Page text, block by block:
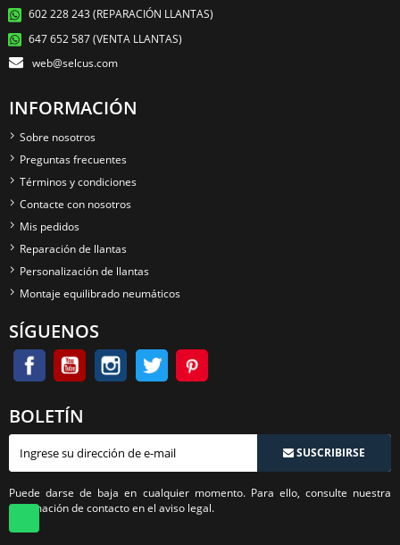
602 228 243 (REPARACIÓN LLANTAS)
647 652 587 (VENTA LLANTAS)
web@selcus.com
INFORMACIÓN
Sobre nosotros
Preguntas frecuentes
Términos y condiciones
Contacte con nosotros
Mis pedidos
Reparación de llantas
Personalización de llantas
Montaje equilibrado neumáticos
SÍGUENOS
BOLETÍN
SUSCRIBIRSE
Puede darse de baja en cualquier momento. Para ello, consulte nuestra
información de contacto en el aviso legal.